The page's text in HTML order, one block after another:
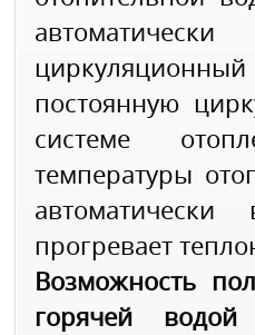
постоянную
системе
температуры
прогревает
Возможность
горячей